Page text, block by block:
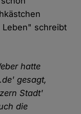
Leben" schreibt
hatte
gesagt,
Stadt'
die